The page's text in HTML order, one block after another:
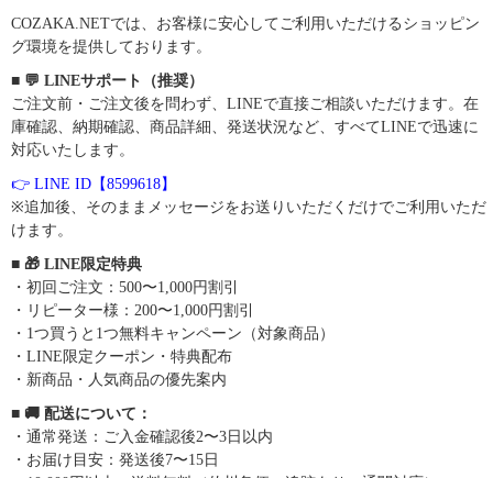
COZAKA.NETでは、お客様に安心してご利用いただけるショッピン
グ環境を提供しております。
■ 💬 LINEサポート（推奨）
ご注文前・ご注文後を問わず、LINEで直接ご相談いただけます。在
庫確認、納期確認、商品詳細、発送状況など、すべてLINEで迅速に
対応いたします。
👉 LINE ID【8599618】
※追加後、そのままメッセージをお送りいただくだけでご利用いただ
けます。
■ 🎁 LINE限定特典
・初回ご注文：500〜1,000円割引
・リピーター様：200〜1,000円割引
・1つ買うと1つ無料キャンペーン（対象商品）
・LINE限定クーポン・特典配布
・新商品・人気商品の優先案内
■ 🚚 配送について：
・通常発送：ご入金確認後2〜3日以内
・お届け目安：発送後7〜15日